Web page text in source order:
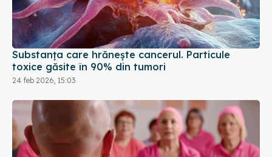
Substanța care hrănește cancerul. Particule
toxice găsite în 90% din tumori
24 feb 2026, 15:03